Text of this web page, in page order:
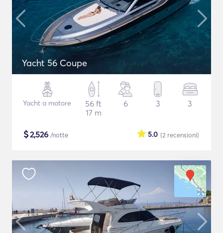
Yacht 56 Coupe
Yacht a motore
56 ft
17 m
6 3 3
$2,526 /notte (2 recensioni)
5.0